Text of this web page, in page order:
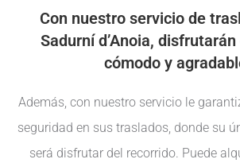
Con nuestro servicio de
Sadurní d’Anoia,
cómodo y
Además, con nuestro servicio le
seguridad en sus traslados, donde su
será disfrutar del recorrido. Puede